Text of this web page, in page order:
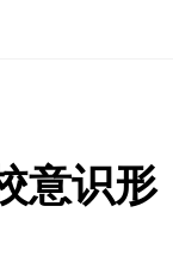
意识形